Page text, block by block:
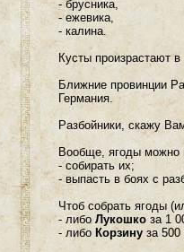
- брусника,
- ежевика,
- калина.
Кусты произрастают
Ближние провинции
Германия.
Разбойники, скажу
Вообще, ягоды можно
- собирать их;
- выпасть в боях с
Чтоб собрать ягоды
- либо Лукошко за 1
- либо Корзину за 500